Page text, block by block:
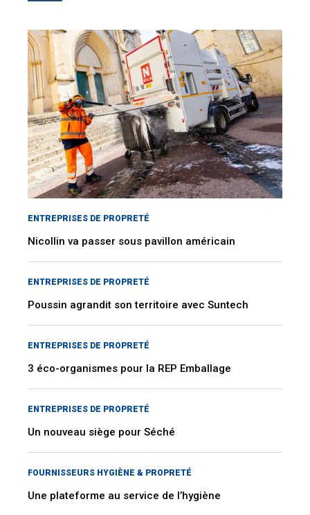
ENTREPRISES DE PROPRETÉ
Nicollin va passer sous pavillon américain
ENTREPRISES DE PROPRETÉ
Poussin agrandit son territoire avec Suntech
ENTREPRISES DE PROPRETÉ
3 éco-organismes pour la REP Emballage
ENTREPRISES DE PROPRETÉ
Un nouveau siège pour Séché
FOURNISSEURS HYGIÈNE & PROPRETÉ
Une plateforme au service de l’hygiène